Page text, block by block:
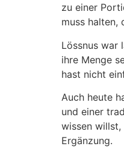
zu einer
muss halten,
Lössnus war
ihre Menge
hast nicht
Auch heute
und einer
wissen
Ergänzung.